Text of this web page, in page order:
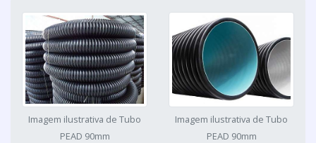
Imagem ilustrativa de Tubo
PEAD 90mm
Imagem ilustrativa de Tubo
PEAD 90mm